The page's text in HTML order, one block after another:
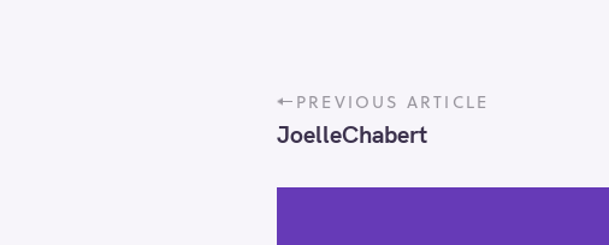
P
o
s
t
PREVIOUS ARTICLE
JoelleChabert